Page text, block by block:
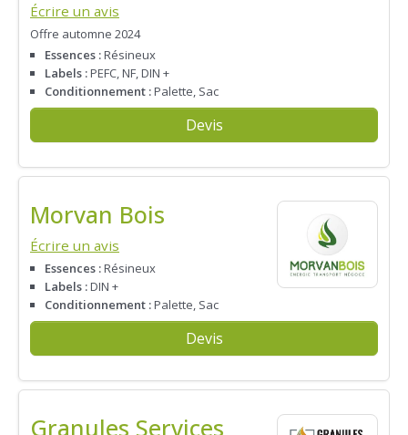
Écrire un avis
Offre automne 2024
Essences :Résineux
Labels :PEFC, NF, DIN +
Conditionnement :Palette, Sac
Devis
Morvan Bois
Écrire un avis
Essences :Résineux
Labels :DIN +
Conditionnement :Palette, Sac
Devis
Granules Services